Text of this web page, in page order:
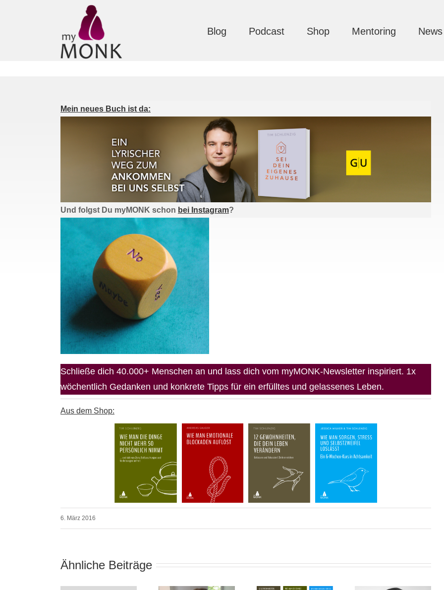
Blog Podcast Shop Mentoring News
Mein neues Buch ist da:
Und folgst Du myMONK schon bei Instagram?
Schließe dich 40.000+ Menschen an und lass dich vom myMONK-Newsletter inspiriert. 1x
wöchentlich Gedanken und konkrete Tipps für ein erfülltes und gelassenes Leben.
Aus dem Shop:
6. März 2016
Ähnliche Beiträge